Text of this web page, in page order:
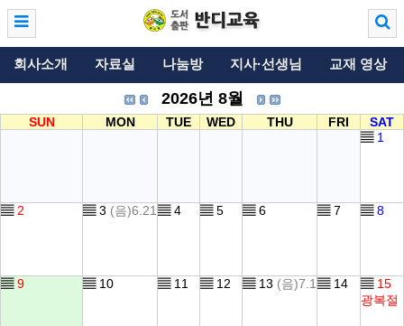
회사소개 자료실 나눔방 지사·선생님 교재 영상
2026년 8월
SUN MON TUE WED THU FRI
SAT
▤ 1
▤ 2 ▤ 3 (음)6.21 ▤ 4 ▤ 5 ▤ 6 ▤ 7 ▤ 8
▤ 9 ▤ 10 ▤ 11 ▤ 12 ▤ 13 (음)7.1 ▤ 14 ▤ 15
광복절